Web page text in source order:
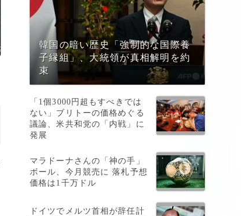
韓国の暗い歴史「強制的な国際養
子縁組」、大統領が真相解明を約
束
「1個3000円超もすべきでは
ない」ブリトーの価格めぐる
議論、米共和党の「内戦」に
発展
マラドーナさんの「神の手」
ボール、今月競売に 落札予想
価格は1千万ドル
ドイツでメルツ首相が辞任計